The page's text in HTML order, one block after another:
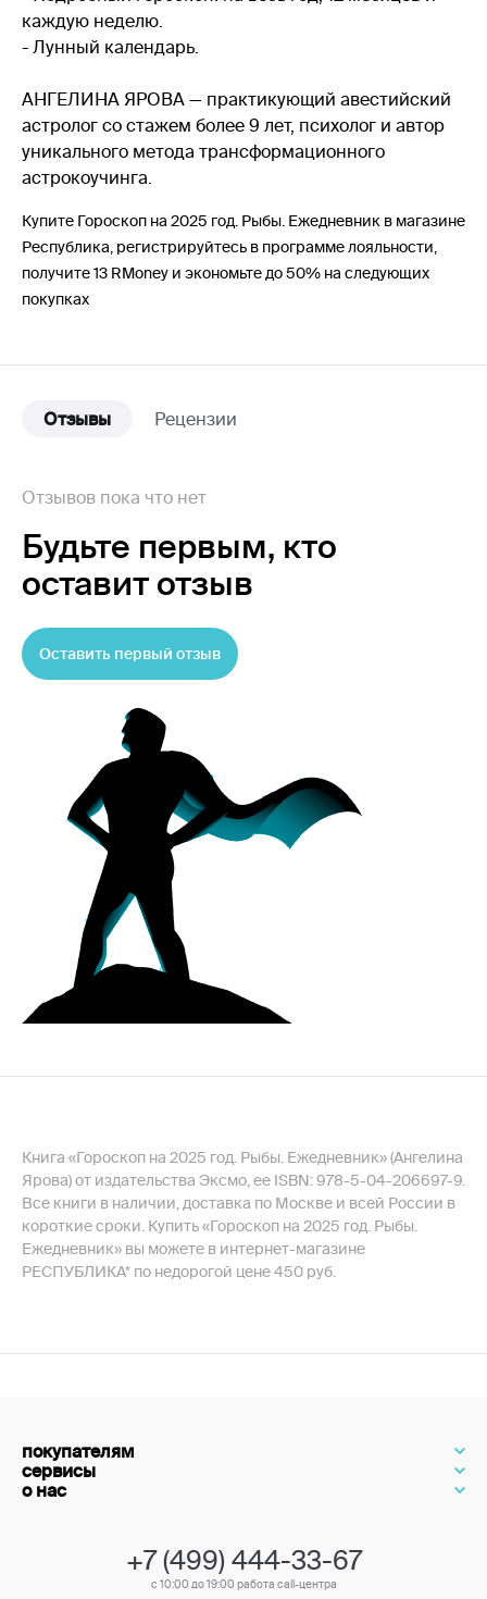
каждую неделю.
- Лунный календарь.
АНГЕЛИНА ЯРОВА — практикующий авестийский
астролог со стажем более 9 лет, психолог и автор
уникального метода трансформационного
астрокоучинга.
Купите Гороскоп на 2025 год. Рыбы. Ежедневник в магазине
Республика, регистрируйтесь в программе лояльности,
получите 13 RMoney и экономьте до 50% на следующих
покупках
Отзывы Рецензии
Отзывов пока что нет
Будьте первым, кто
оставит отзыв
Оставить первый отзыв
Книга «Гороскоп на 2025 год. Рыбы. Ежедневник» (Ангелина
Ярова) от издательства Эксмо, ее ISBN: 978-5-04-206697-9.
Все книги в наличии, доставка по Москве и всей России в
короткие сроки. Купить «Гороскоп на 2025 год. Рыбы.
Ежедневник» вы можете в интернет-магазине
РЕСПУБЛИКА* по недорогой цене 450 руб.
покупателям
сервисы
о нас
+7 (499) 444-33-67
с 10:00 до 19:00 работа call-центра